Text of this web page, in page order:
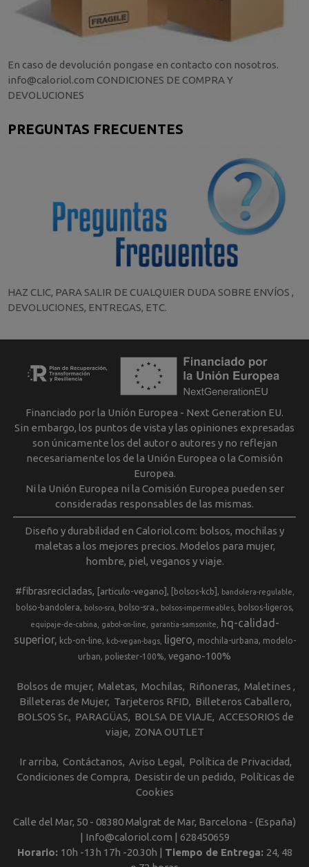
En caso de devolución pongase en contacto con nosotros.
info@caloriol.com CONDICIONES DE COMPRA Y
DEVOLUCIONES
PREGUNTAS FRECUENTES
HAZ CLIC, PARA SALIR DE CUALQUIER DUDA SOBRE ENVÍOS ,
DEVOLUCIONES, ENTREGAS, ETC.
Financiado por la Unión Europea - Next Generation EU.
Sin embargo, los puntos de vista y las opiniones expresadas
son únicamente los del autor o autores y no reflejan
necesariamente los de la Unión Europea o la Comisión
Europea.
Ni la Unión Europea ni la Comisión Europea pueden ser
consideradas responsables de las mismas.
Diseño y durabilidad en Caloriol.com: bolsos, mochilas y
maletas a los mejores precios. Modelos para mujer,
hombre, piel, veganos y viaje.
#fibrasrecicladas [articulo-vegano] [bolsos-kcb] bandolera-regulable
bolso-bandolera bolso-sra bolso-sra. bolsos-impermeables bolsos-ligeros
equipaje-de-cabina gabol-on-line garantia-samsonite
hq-calidad-
superior
kcb-on-line kcb-vegan-bags ligero mochila-urbana
modelo-
urban
poliester-100% vegano-100%
Bolsos de mujer Maletas Mochilas Riñoneras Maletines
Billeteras de Mujer Tarjeteros RFID
Billeteros Caballero
BOLSOS Sr.
PARAGÜAS BOLSA DE VIAJE ACCESORIOS de
viaje
ZONA OUTLET
Ir arriba Contáctanos Aviso Legal
Política de Privacidad
Condiciones de Compra
Desistir de un pedido
Políticas de
Cookies
Calle del Mar, 50 - 08380 Malgrat de Mar, Barcelona - (España)
| Info@caloriol.com | 628450659
Horario: 10h -13h 17h -20.30h | Tiempo de Entrega: 24, 48